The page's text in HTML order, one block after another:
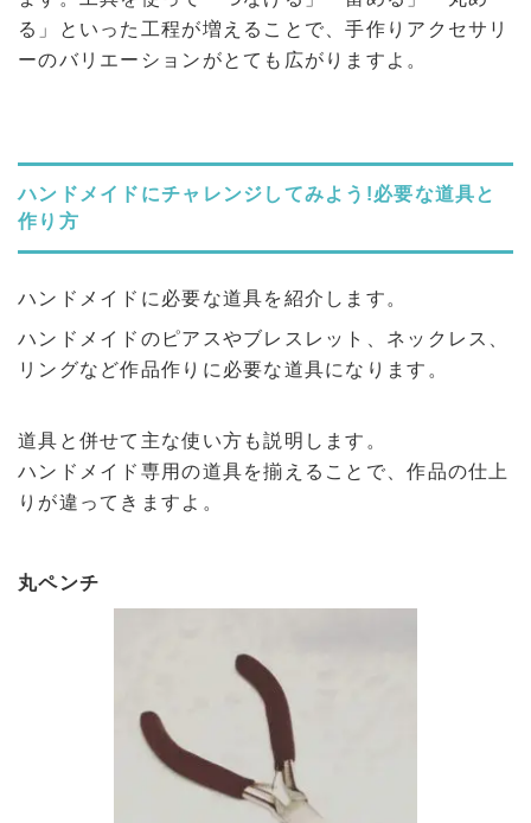
る」といった工程が増えることで、手作りアクセサリ
ーのバリエーションがとても広がりますよ。
ハンドメイドにチャレンジしてみよう!必要な道具と
作り方
ハンドメイドに必要な道具を紹介します。
ハンドメイドのピアスやブレスレット、ネックレス、
リングなど作品作りに必要な道具になります。
道具と併せて主な使い方も説明します。
ハンドメイド専用の道具を揃えることで、作品の仕上
りが違ってきますよ。
丸ペンチ